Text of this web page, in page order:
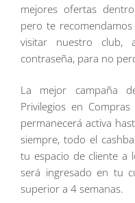
mejores ofertas
pero te
visitar nuestro club,
contraseña, para no
La mejor campaña
Privilegios en
permanecerá activa
siempre, todo el
tu espacio de cliente a
será ingresado en tu
superior a 4 semanas.